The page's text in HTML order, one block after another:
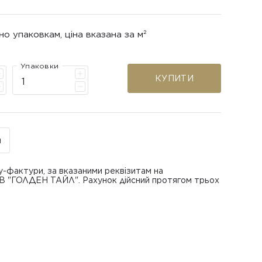
упаковкам, ціна вказана за м²
Упаковки
КУПИТИ
фактури, за вказаними реквізитам на
"ГОЛДЕН ТАЙЛ". Рахунок дійсний протягом трьох